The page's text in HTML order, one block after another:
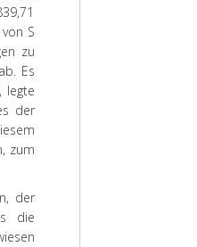
S
zu
Es
legte
der
zum
der
die